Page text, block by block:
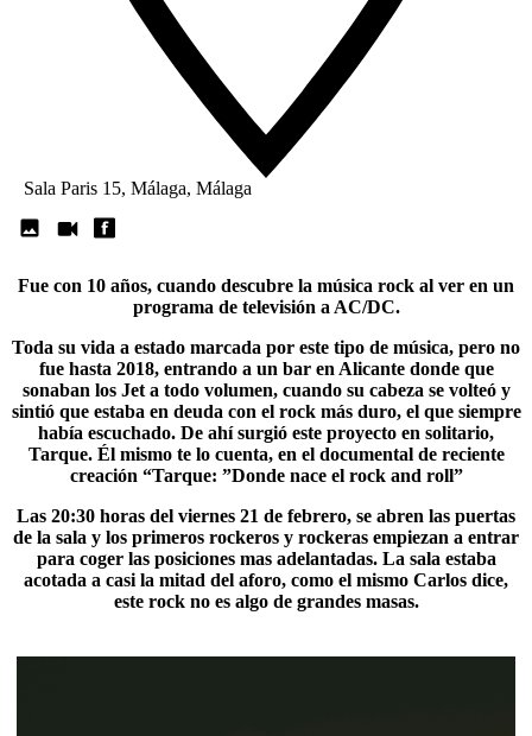
Sala Paris 15, Málaga, Málaga
Fue con 10 años, cuando descubre la música rock al ver en un
programa de televisión a AC/DC.
Toda su vida a estado marcada por este tipo de música, pero no
fue hasta 2018, entrando a un bar en Alicante donde que
sonaban los Jet a todo volumen, cuando su cabeza se volteó y
sintió que estaba en deuda con el rock más duro, el que siempre
había escuchado. De ahí surgió este proyecto en solitario,
Tarque. Él mismo te lo cuenta, en el documental de reciente
creación “Tarque: ”Donde nace el rock and roll”
Las 20:30 horas del viernes 21 de febrero, se abren las puertas
de la sala y los primeros rockeros y rockeras empiezan a entrar
para coger las posiciones mas adelantadas. La sala estaba
acotada a casi la mitad del aforo, como el mismo Carlos dice,
este rock no es algo de grandes masas.